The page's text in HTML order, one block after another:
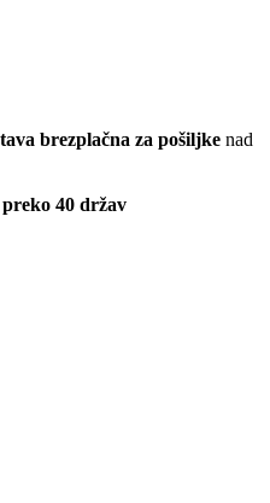
brezplačna za pošiljke nad
preko 40 držav